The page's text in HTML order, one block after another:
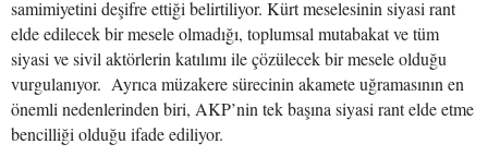
samimiyetini deşifre ettiği belirtiliyor. Kürt meselesinin siyasi rant
elde edilecek bir mesele olmadığı, toplumsal mutabakat ve tüm
siyasi ve sivil aktörlerin katılımı ile çözülecek bir mesele olduğu
vurgulanıyor. Ayrıca müzakere sürecinin akamete uğramasının en
önemli nedenlerinden biri, AKP’nin tek başına siyasi rant elde etme
bencilliği olduğu ifade ediliyor.